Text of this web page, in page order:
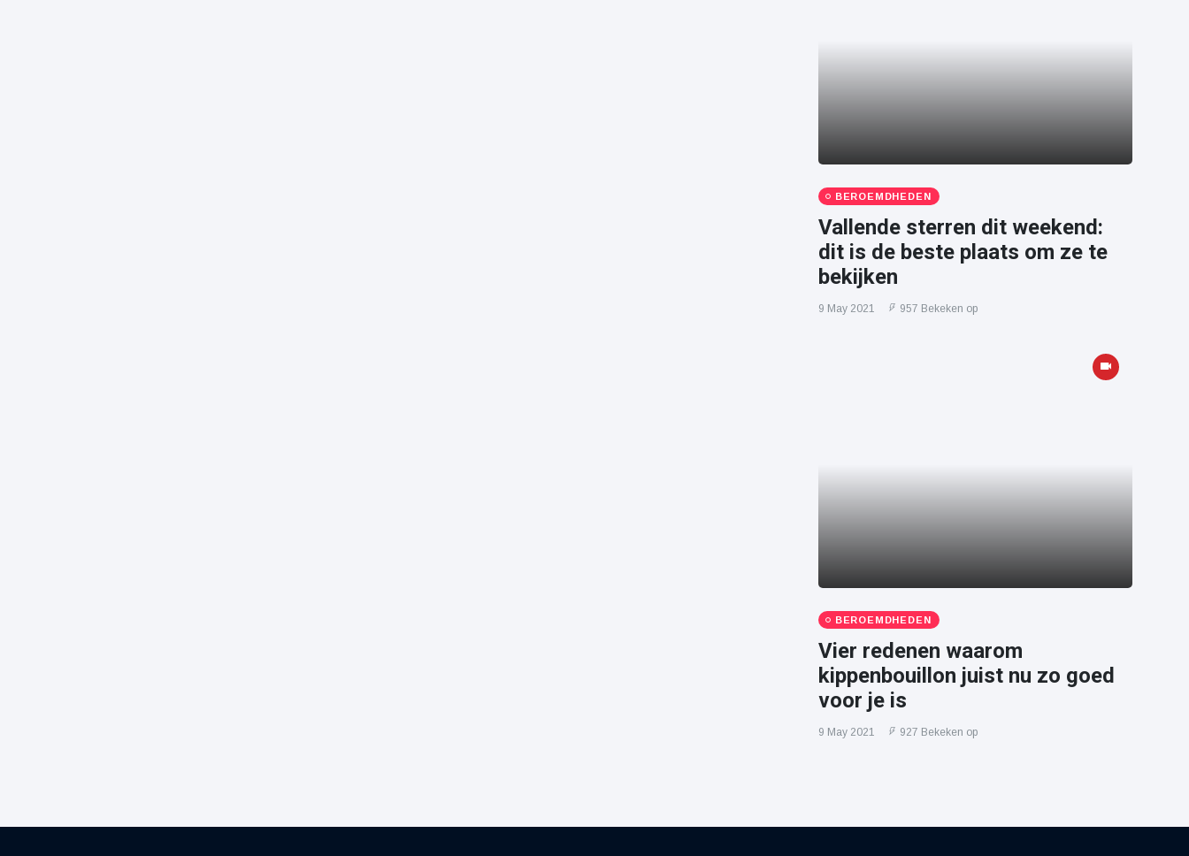
BEROEMDHEDEN
Vallende sterren dit weekend:
dit is de beste plaats om ze te
bekijken
9 May 2021 957 Bekeken op
BEROEMDHEDEN
Vier redenen waarom
kippenbouillon juist nu zo goed
voor je is
9 May 2021 927 Bekeken op